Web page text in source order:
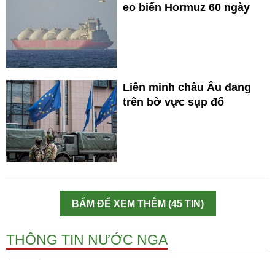
eo biển Hormuz 60 ngày
Liên minh châu Âu đang
trên bờ vực sụp đổ
BẤM ĐỂ XEM THÊM (45 TIN)
THÔNG TIN NƯỚC NGA